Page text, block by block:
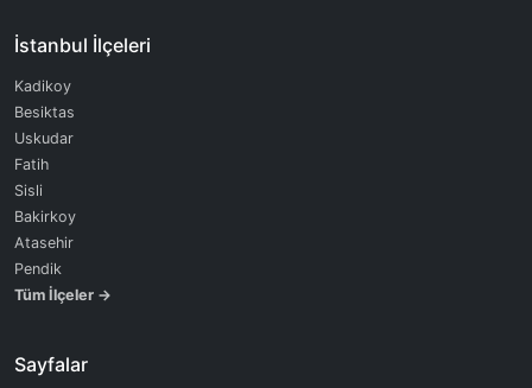
İstanbul İlçeleri
Kadikoy
Besiktas
Uskudar
Fatih
Sisli
Bakirkoy
Atasehir
Pendik
Tüm İlçeler →
Sayfalar